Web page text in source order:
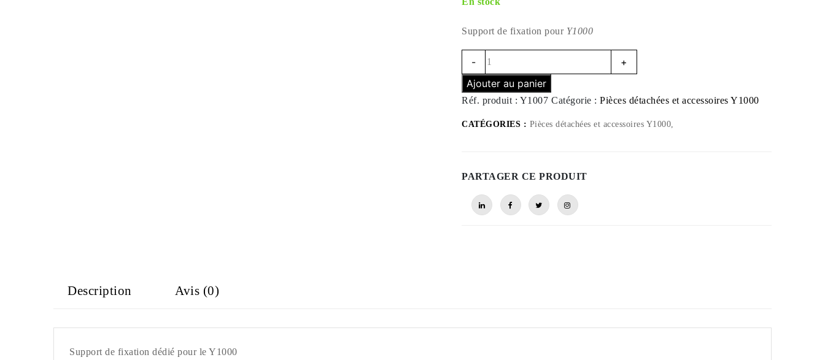
Support de fixation pour Y1000
-
Quantité
Y1007
-
+
Ajouter au panier
Réf. produit : Y1007 Catégorie : Pièces détachées et accessoires Y1000
CATÉGORIES : Pièces détachées et accessoires Y1000,
PARTAGER CE PRODUIT
Description Avis (0)
Support de fixation dédié pour le Y1000